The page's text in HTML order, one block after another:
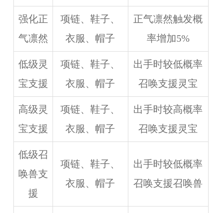
强化正
气凛然
项链、鞋子、
衣服、帽子
正气凛然触发概
率增加5%
低级灵
宝支援
项链、鞋子、
衣服、帽子
出手时较低概率
召唤支援灵宝
高级灵
宝支援
项链、鞋子、
衣服、帽子
出手时较高概率
召唤支援灵宝
低级召
唤兽支
援
项链、鞋子、
衣服、帽子
出手时较低概率
召唤支援召唤兽